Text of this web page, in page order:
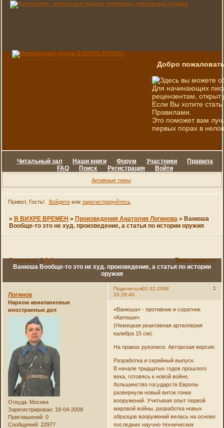
Добро
Здесь вы можете
Для начинающих
рецензентам, открыт
Если Вы хотите
Правилами.
Это поможет вам
первых порах в
Читальный зал Наши книги Форум Участники
Правила
FAQ
Поиск Регистрация Войти
Активные темы
Привет, Гость! Войдитеили зарегистрируйтесь.
» В ВИХРЕ ВРЕМЕН » Произведения Анатолия Логинова » Ванюша
Вообще-то это не худ. произведение, а статья по истории оружия
Ванюша Вообще-то это не худ. произведение, а статья по истории
оружия
Страница:1 2 3 » Тема закрыта
Поделиться 1
01-12-2008
20:28:40
Логинов
Нарком авиатанковых
иностранных дел
Откуда: Москва
Зарегистрирован: 18-04-2008
Приглашений: 0
Сообщений: 22977
«Ванюша» - противник и соратник
«Катюши».
(Немецкая реактивная артиллерия
калибра 15 см).
На правах рукописи. Авторская версия.
Разработка и серийный выпуск.
В начале тридцатых годов прошлого
века, готовясь к новой войне,
большинство государств Европы
развернули новый виток гонки
вооружений. Учитывая опыт первой
мировой войны, разработка новых
образцов вооружений велась на основе
последних научно-технических